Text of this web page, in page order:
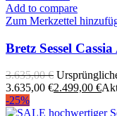
Add to compare
Zum Merkzettel
Bretz Sessel
3.635,00€
3.635,00 €2.499,00 €
-25%